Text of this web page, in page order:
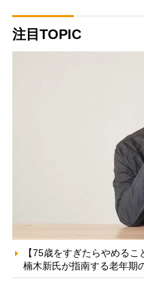
注目TOPIC
【75歳をすぎたらやめる
楠木新氏が指南する老年期